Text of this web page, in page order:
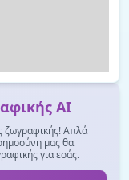
AI
ζωγραφικής! Απλά
μας θα
για εσάς.